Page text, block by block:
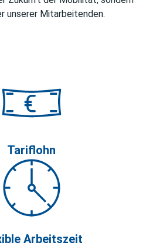
unserer Mitarbeitenden.
Tariflohn
Arbeitszeit